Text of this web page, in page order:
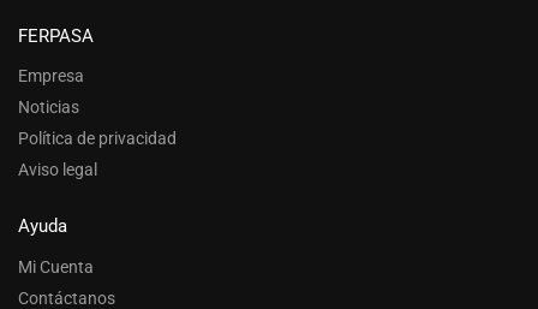
FERPASA
Empresa
Noticias
Política de privacidad
Aviso legal
Ayuda
Mi Cuenta
Contáctanos